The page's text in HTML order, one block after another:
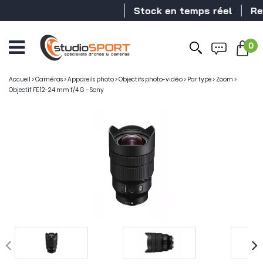
Stock en temps réel
menu
0
Accueil >Caméras>Appareils photo>Objectifs photo-vidéo> Par type> Zoom >
Objectif FE 12-24 mm f/4 G - Sony